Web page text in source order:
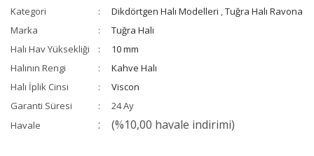
Kategori
Dikdörtgen Halı Modelleri ,Tuğra Halı Ravona
Marka
Tuğra Halı
Halı Hav Yüksekliği
10 mm
Halının Rengi
Kahve Halı
Halı İplik Cinsi
Viscon
Garanti Süresi
24 Ay
Havale
(%10,00 havale indirimi)